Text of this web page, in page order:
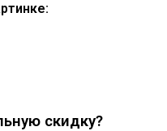
скидку?